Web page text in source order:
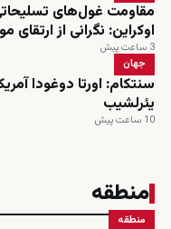
مقاومت غول‌های تسلیحاتی
اوکراین: نگرانی از
3 ساعت پیش
جهان
یئرلشیب
10 ساعت پیش
منطقه
منطقه